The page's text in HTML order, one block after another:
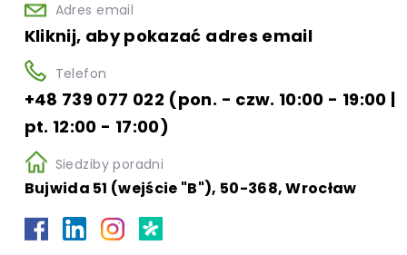
Adres email
Kliknij, aby pokazać adres email
Telefon
+48 739 077 022 (pon. - czw. 10:00 - 19:00 |
pt. 12:00 - 17:00)
Siedziby poradni
Bujwida 51 (wejście "B"), 50-368, Wrocław